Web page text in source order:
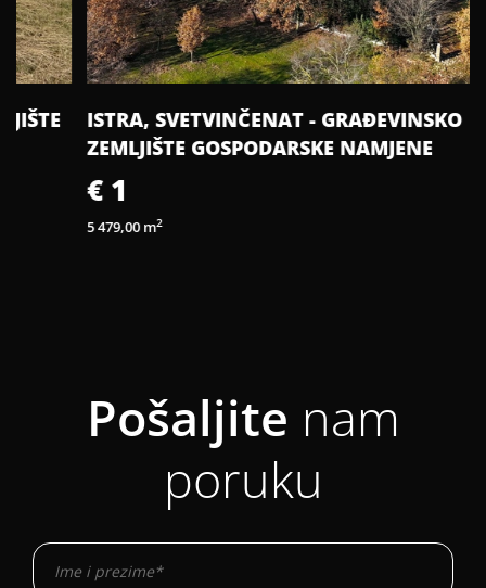
ISTRA, SVETVINČENAT - GRAĐEVINSKO
ZEMLJIŠTE GOSPODARSKE NAMJENE
5 479,00 m2
Pošaljite nam
poruku